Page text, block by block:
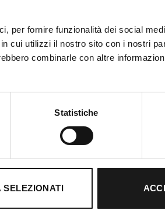
per fornire funzionalità dei social
cui utilizzi il nostro sito con i nostri
combinarle con altre
Statistiche
SELEZIONATI
Il nostro team è